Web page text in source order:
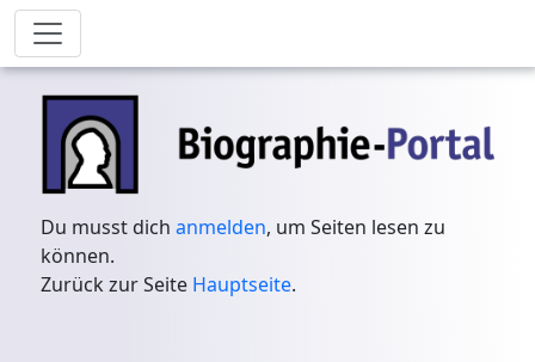
Du musst dichanmelden, um Seiten lesen zu
können.
Zurück zur Seite Hauptseite.